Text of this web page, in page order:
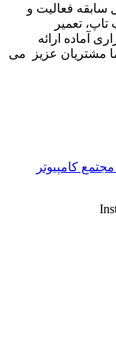
فیکسی پلاس با بیش از 10 سال سابقه فعالیت و
تعمیر
آماده ارائه
مشتریان عزیز می
کامپیوتر